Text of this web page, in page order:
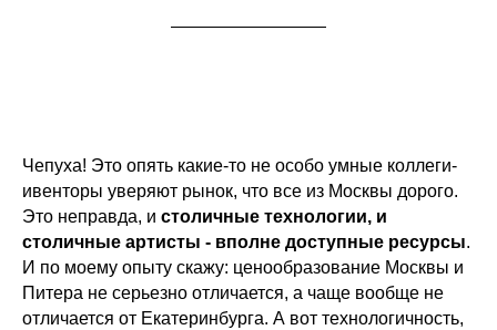
Чепуха! Это опять какие-то не особо умные коллеги-
ивенторы уверяют рынок, что все из Москвы дорого.
Это неправда, и столичные технологии, и
столичные артисты - вполне доступные ресурсы.
И по моему опыту скажу: ценообразование Москвы и
Питера не серьезно отличается, а чаще вообще не
отличается от Екатеринбурга. А вот технологичность,